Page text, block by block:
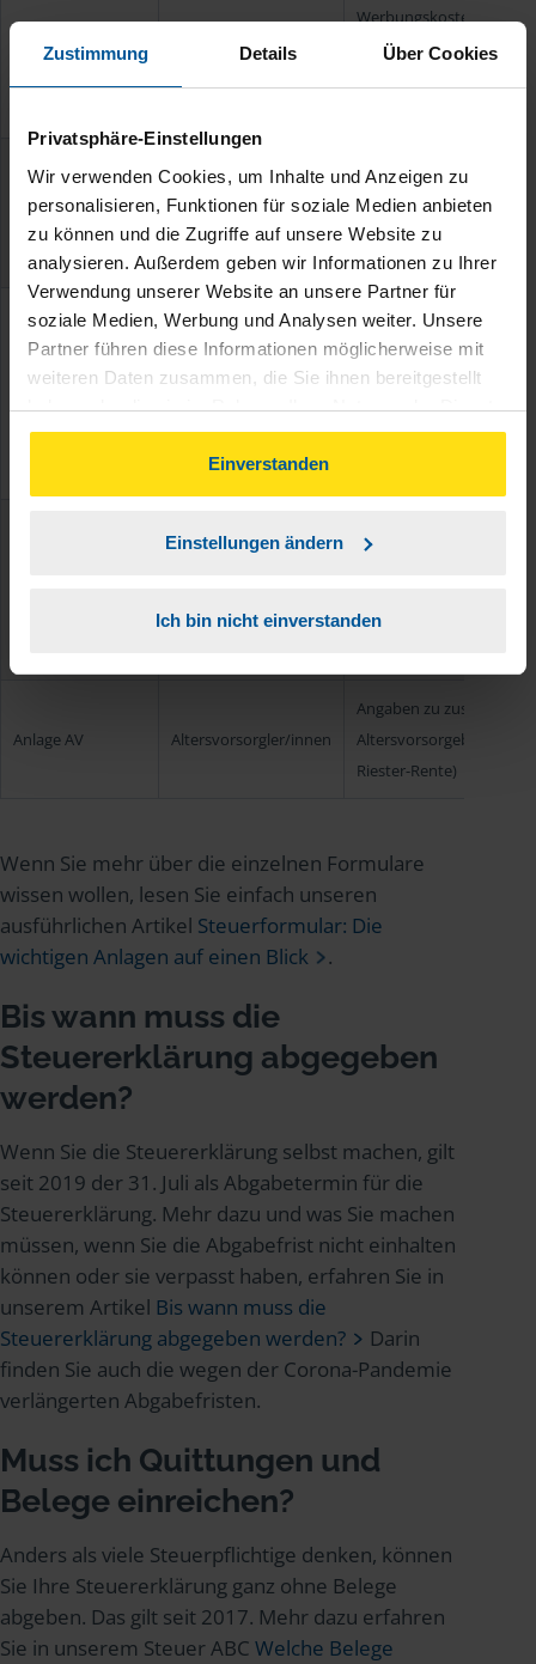
Zustimmung Details Über Cookies
Privatsphäre-Einstellungen
Wir verwenden Cookies, um Inhalte und Anzeigen zu
personalisieren, Funktionen für soziale Medien anbieten
zu können und die Zugriffe auf unsere Website zu
analysieren. Außerdem geben wir Informationen zu Ihrer
Verwendung unserer Website an unsere Partner für
soziale Medien, Werbung und Analysen weiter. Unsere
Partner führen diese Informationen möglicherweise mit
weiteren Daten zusammen, die Sie ihnen bereitgestellt
haben oder die sie im Rahmen Ihrer Nutzung der Dienste
gesammelt haben. Indem Sie auf Einverstanden klicken,
können Sie der Verwendung von Cookies, gemäß
unserer➔ Datenschutzrichtliniezustimmen.
Einverstanden
Einstellungen ändern
Ich bin nicht einverstanden
Anlage N Arbeitnehmer/innen
Werbungskosten
(z. B.Pendlerpauschale
Anlage KAP Sparer/innen
Einkünfte aus
(z. B. Gewinne aus
Aktienverkäufen, Erträge
Bausparverträgen)
Angaben zuRenten
anderen
Leistungen
(z. B. gesetzliche Renten,
Verpachtung
Versicherungen,
Anlage AV Altersvorsorgler/innen
Angaben zu zusätzlichen
Altersvorsorgebeiträgen
Riester-Rente)
Wenn Sie mehr über die einzelnen Formulare
wissen wollen, lesen Sie einfach unseren
ausführlichen Artikel Steuerformular: Die
wichtigen Anlagen auf einen Blick
.
Bis wann muss die
Steuererklärung abgegeben
werden?
Wenn Sie die Steuererklärung selbst machen, gilt
seit 2019 der 31. Juli als Abgabetermin für die
Steuererklärung. Mehr dazu und was Sie machen
müssen, wenn Sie die Abgabefrist nicht einhalten
können oder sie verpasst haben, erfahren Sie in
unserem Artikel Bis wann muss die
Steuererklärung abgegeben werden?
Darin
finden Sie auch die wegen der Corona-Pandemie
verlängerten Abgabefristen.
Muss ich Quittungen und
Belege einreichen?
Anders als viele Steuerpflichtige denken, können
Sie Ihre Steuererklärung ganz ohne Belege
abgeben. Das gilt seit 2017. Mehr dazu erfahren
Sie in unserem Steuer ABC Welche Belege